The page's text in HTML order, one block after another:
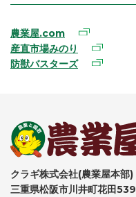
農業屋.com
産直市場みのり
防獣バスターズ
クラギ株式会社(農業屋本部)
三重県松阪市川井町花田539